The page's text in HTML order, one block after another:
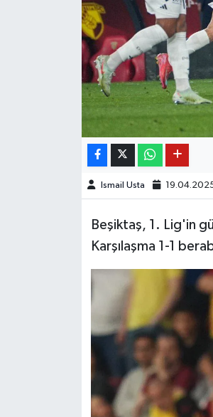
Ismail Usta
Beşiktaş, 1. Lig'in
Karşılaşma 1-1